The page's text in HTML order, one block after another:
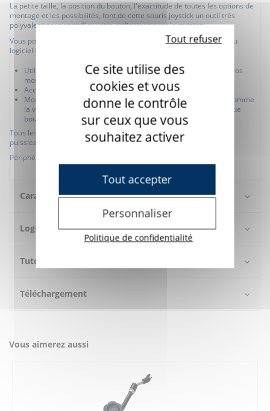
La petite taille, la position du bouton, l'exactitude de toutes les options de
montage et les possibilités, font de cette souris joystick un outil très
polyvalent pour contrôler votre ordinateur avec le menton.
Vous pourrez personnaliser les réglages selon vos besoins grâce au
logiciel BJOY pour :
Utiliser votre souris de manière précise et ergonomique avec vos
mouvements de tête
Accéder à vos applications préférées facilement
Modifier les caractéristiques de fonctionnement de la souris, comme
la vitesse du pointeur, l'orientation, les fonctionnalités de chaque
bouton, etc.
Tous les paramètres sont enregistrés dans l'appareil afin que vous
puissiez les prendre avec vous partout où vous allez.
Périphérique Plug&Play compatible avec Windows, MacOs et Linux.
Caractéristiques
Logiciel
Tutos vidéos
Téléchargement
Vous aimerez aussi
Ce site utilise des
cookies et vous
donne le contrôle
sur ceux que vous
souhaitez activer
Tout accepter
Tout refuser
Personnaliser
Politique de confidentialité